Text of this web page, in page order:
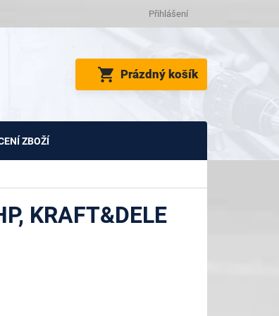
Přihlášení
NÁKUPNÍ
KOŠÍK
Prázdný košík
ZBOŽÍ
KRAFT&DELE